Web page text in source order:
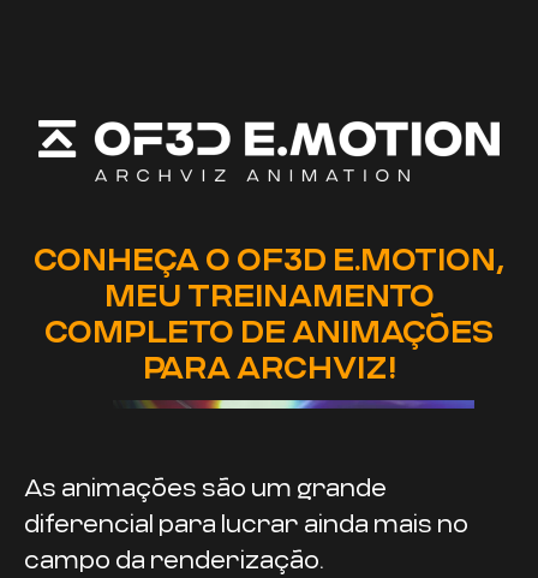
CONHEÇA O OF3D E.MOTION,
MEU TREINAMENTO
COMPLETO DE ANIMAÇÕES
PARA ARCHVIZ!
As animações são um grande
diferencial para lucrar ainda mais no
campo da renderização.